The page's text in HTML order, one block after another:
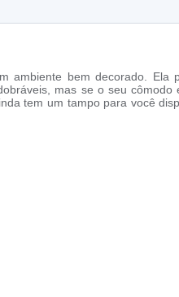
ambiente bem decorado. Ela
mas se o seu cômodo
tem um tampo para você